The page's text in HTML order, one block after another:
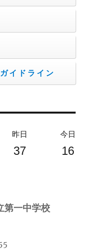
イドライン
昨日
37
今日
16
第一中学校